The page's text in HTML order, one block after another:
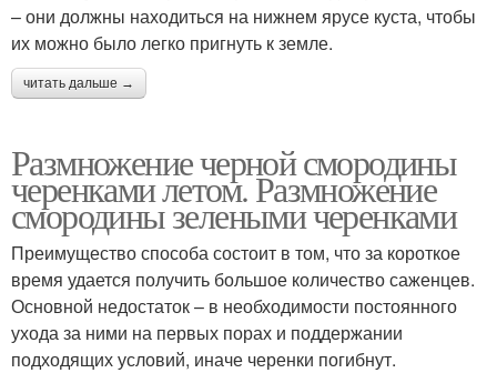
– они должны находиться на нижнем ярусе куста, чтобы
их можно было легко пригнуть к земле.
читать дальше →
Размножение черной смородины
черенками летом. Размножение
смородины зелеными черенками
Преимущество способа состоит в том, что за короткое
время удается получить большое количество саженцев.
Основной недостаток – в необходимости постоянного
ухода за ними на первых порах и поддержании
подходящих условий, иначе черенки погибнут.